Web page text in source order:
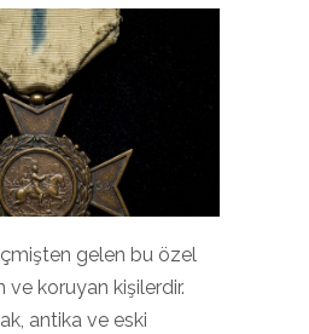
gelen bu özel
koruyan kişilerdir.
antika ve eski